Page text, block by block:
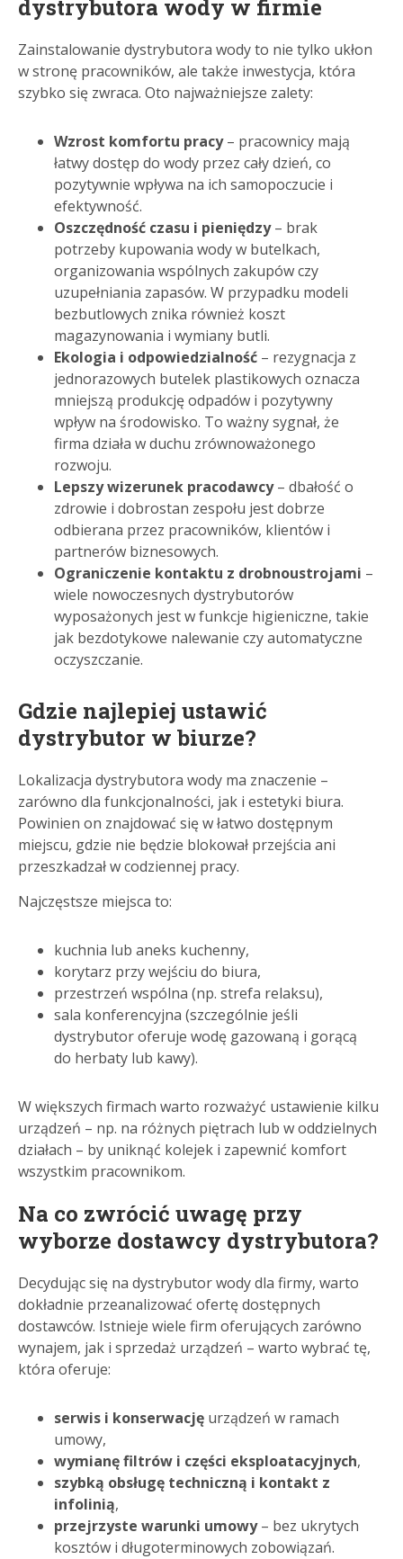
dystrybutora wody w firmie
Zainstalowanie dystrybutora wody to nie tylko ukłon
w stronę pracowników, ale także inwestycja, która
szybko się zwraca. Oto najważniejsze zalety:
Wzrost komfortu pracy– pracownicy mają
łatwy dostęp do wody przez cały dzień, co
pozytywnie wpływa na ich samopoczucie i
efektywność.
Oszczędność czasu i pieniędzy– brak
potrzeby kupowania wody w butelkach,
organizowania wspólnych zakupów czy
uzupełniania zapasów. W przypadku modeli
bezbutlowych znika również koszt
magazynowania i wymiany butli.
Ekologia i odpowiedzialność – rezygnacja z
jednorazowych butelek plastikowych oznacza
mniejszą produkcję odpadów i pozytywny
wpływ na środowisko. To ważny sygnał, że
firma działa w duchu zrównoważonego
rozwoju.
Lepszy wizerunek pracodawcy– dbałość o
zdrowie i dobrostan zespołu jest dobrze
odbierana przez pracowników, klientów i
partnerów biznesowych.
Ograniczenie kontaktu z drobnoustrojami –
wiele nowoczesnych dystrybutorów
wyposażonych jest w funkcje higieniczne, takie
jak bezdotykowe nalewanie czy automatyczne
oczyszczanie.
Gdzie najlepiej ustawić
dystrybutor w biurze?
Lokalizacja dystrybutora wody ma znaczenie –
zarówno dla funkcjonalności, jak i estetyki biura.
Powinien on znajdować się w łatwo dostępnym
miejscu, gdzie nie będzie blokował przejścia ani
przeszkadzał w codziennej pracy.
Najczęstsze miejsca to:
kuchnia lub aneks kuchenny,
korytarz przy wejściu do biura,
przestrzeń wspólna (np. strefa relaksu),
sala konferencyjna (szczególnie jeśli
dystrybutor oferuje wodę gazowaną i gorącą
do herbaty lub kawy).
W większych firmach warto rozważyć ustawienie kilku
urządzeń – np. na różnych piętrach lub w oddzielnych
działach – by uniknąć kolejek i zapewnić komfort
wszystkim pracownikom.
Na co zwrócić uwagę przy
wyborze dostawcy dystrybutora?
Decydując się na dystrybutor wody dla firmy, warto
dokładnie przeanalizować ofertę dostępnych
dostawców. Istnieje wiele firm oferujących zarówno
wynajem, jak i sprzedaż urządzeń – warto wybrać tę,
która oferuje:
serwis i konserwację urządzeń w ramach
umowy,
wymianę filtrów i części eksploatacyjnych,
szybką obsługę techniczną i kontakt z
infolinią,
przejrzyste warunki umowy– bez ukrytych
kosztów i długoterminowych zobowiązań.